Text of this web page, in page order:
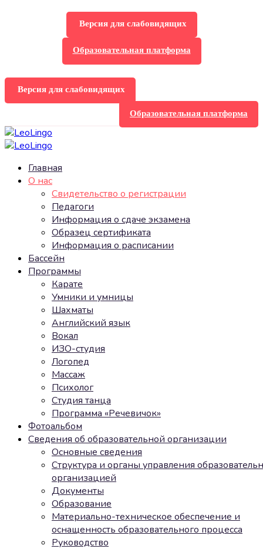
Версия для слабовидящих
Образовательная платформа
Версия для слабовидящих
Образовательная платформа
Главная
О нас
Свидетельство о регистрации
Педагоги
Информация о сдаче экзамена
Образец сертификата
Информация о расписании
Бассейн
Программы
Карате
Умники и умницы
Шахматы
Английский язык
Вокал
ИЗО-студия
Логопед
Массаж
Психолог
Студия танца
Программа «Речевичок»
Фотоальбом
Сведения об образовательной организации
Основные сведения
Структура и органы управления
организацией
Документы
Образование
Материально-техническое обеспечение и
оснащенность образовательного процесса
Руководство